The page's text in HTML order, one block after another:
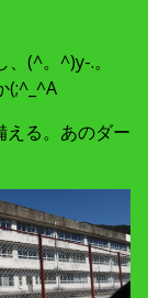
(^。^)y-.。
(;^_^A
える。あのダー